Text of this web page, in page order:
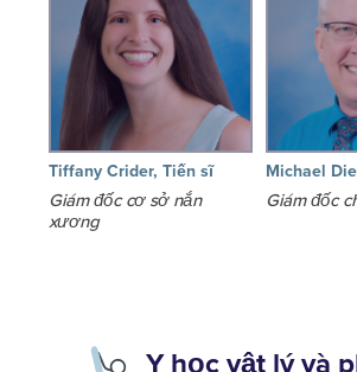
Tiffany Crider, Tiến sĩ
Giám đốc cơ sở nắn
xương
Michael
Giám đốc
Y học vật lý và